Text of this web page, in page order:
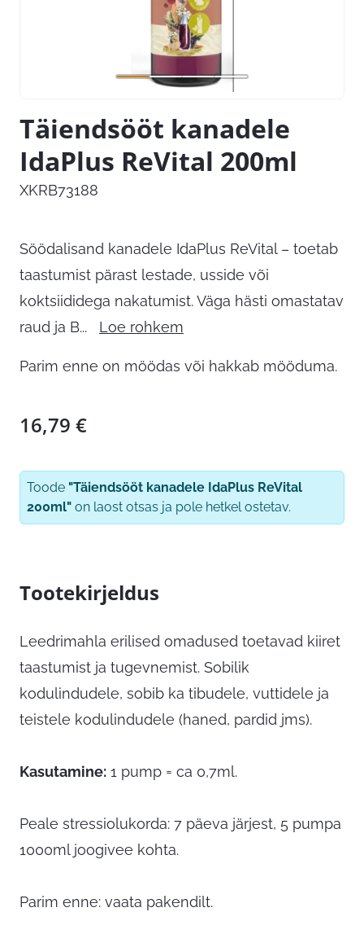
Täiendsööt kanadele
IdaPlus ReVital 200ml
XKRB73188
Söödalisand kanadele IdaPlus ReVital – toetab
taastumist pärast lestade, usside või
koktsiididega nakatumist. Väga hästi omastatav
raud ja B... Loe rohkem
Parim enne on möödas või hakkab mööduma.
16,79 €
Toode "Täiendsööt kanadele IdaPlus ReVital
200ml" on laost otsas ja pole hetkel ostetav.
Tootekirjeldus
Leedrimahla erilised omadused toetavad kiiret
taastumist ja tugevnemist. Sobilik
kodulindudele, sobib ka tibudele, vuttidele ja
teistele kodulindudele (haned, pardid jms).
Kasutamine: 1 pump = ca 0,7ml.
Peale stressiolukorda: 7 päeva järjest, 5 pumpa
1000ml joogivee kohta.
Parim enne: vaata pakendilt.